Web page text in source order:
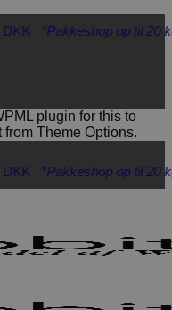
op til 20 kg* - Hurtig
plugin for this to
Theme Options.
op til 20 kg* - Hurtig